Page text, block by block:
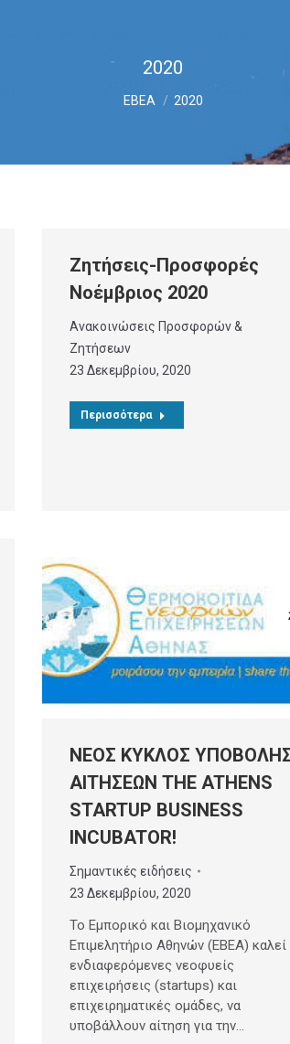
2020
ΕΒΕΑ 2020
Ζητήσεις-Προσφορές
Νοέμβριος 2020
Ανακοινώσεις Προσφορών &
Ζητήσεων
23 Δεκεμβρίου, 2020
Περισσότερα
ΝΕΟΣ ΚΥΚΛΟΣ
ΑΙΤΗΣΕΩΝ THE ATHENS
STARTUP BUSINESS
INCUBATOR!
Σημαντικές ειδήσεις
23 Δεκεμβρίου, 2020
Το Εμπορικό και Βιομηχανικό
Επιμελητήριο Αθηνών (ΕΒΕΑ) καλεί
ενδιαφερόμενες νεοφυείς
επιχειρήσεις (startups) και
επιχειρηματικές ομάδες, να
υποβάλλουν αίτηση για την…